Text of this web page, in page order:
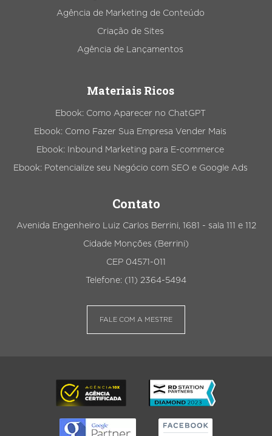
Agência de Marketing de Conteúdo
Criação de Sites
Agência de Lançamentos
Materiais Ricos
Ebook: Como Aparecer no ChatGPT
Ebook: Como Fazer Sua Empresa Vender Mais
Ebook: Inbound Marketing para E-commerce
Ebook: Potencialize seu Negócio com SEO e Google Ads
Contato
Avenida Engenheiro Luiz Carlos Berrini, 1681 - sala 111 e 112
Cidade Monções (Berrini)
CEP 04571-011
Telefone: (11) 2364-5494
FALE COM A MESTRE